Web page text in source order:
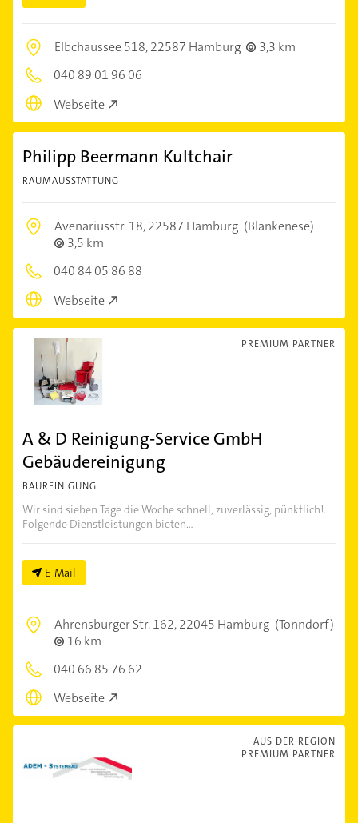
Elbchaussee 518,22587 Hamburg
3,3 km
040 89 01 96 06
Webseite
Philipp Beermann Kultchair
RAUMAUSSTATTUNG
Avenariusstr. 18,22587 Hamburg (Blankenese)
3,5 km
040 84 05 86 88
Webseite
PREMIUM PARTNER
A & D Reinigung-Service GmbH
Gebäudereinigung
BAUREINIGUNG
Wir sind sieben Tage die Woche schnell, zuverlässig, pünktlich!.
Folgende Dienstleistungen bieten...
E-Mail
Ahrensburger Str. 162,22045 Hamburg (Tonndorf)
16 km
040 66 85 76 62
Webseite
AUS DER REGION
PREMIUM PARTNER